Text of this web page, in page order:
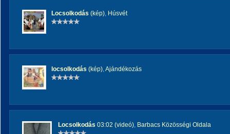
Locsolkodás (kép), Húsvét
locsolkodás (kép),Ajándékozás
Locsolkodás 03:02 (videó), Barbacs Közösségi Oldala